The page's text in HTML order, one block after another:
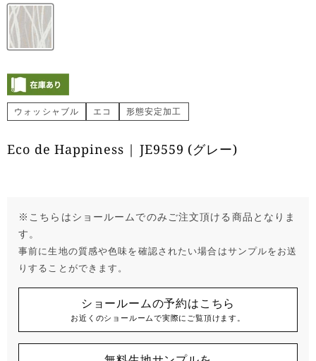
ウォッシャブル エコ 形態安定加工
Eco de Happiness | JE9559 (グレー)
※こちらはショールームでのみご注文頂ける商品となりま
す。
事前に生地の質感や色味を確認されたい場合はサンプルをお送
りすることができます。
ショールームの予約はこちら
お近くのショールームで実際にご覧頂けます。